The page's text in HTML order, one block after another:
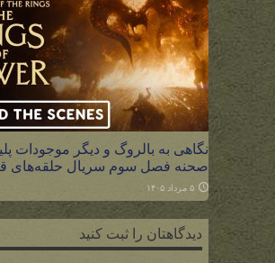
نگاهی به بالروگ و دیگر موجودات
صحنه فصل سوم سریال حلقه‌های
۵ مرداد ۱۴۰۵
دیدگاهتان را ثبت کنید